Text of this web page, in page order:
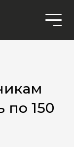
по 150